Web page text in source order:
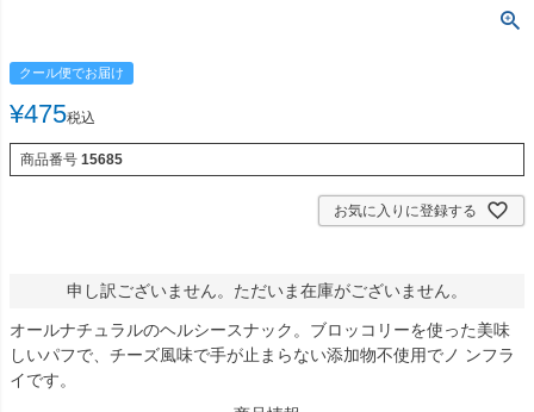
クール便でお届け
¥475税込
商品番号 15685
お気に入りに登録する
申し訳ございません。ただいま在庫がございません。
オールナチュラルのヘルシースナック。ブロッコリーを使った美味
しいパフで、チーズ風味で手が止まらない添加物不使用でノ ンフラ
イです。